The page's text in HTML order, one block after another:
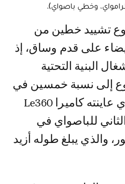
على قدم وساق، إذ
البنية التحتية
إلى نسبة خمسين في
المائة، وهو الأمر الذي عاينته كاميرا Le360
للباصواي في
والذي يبلغ طوله أزيد